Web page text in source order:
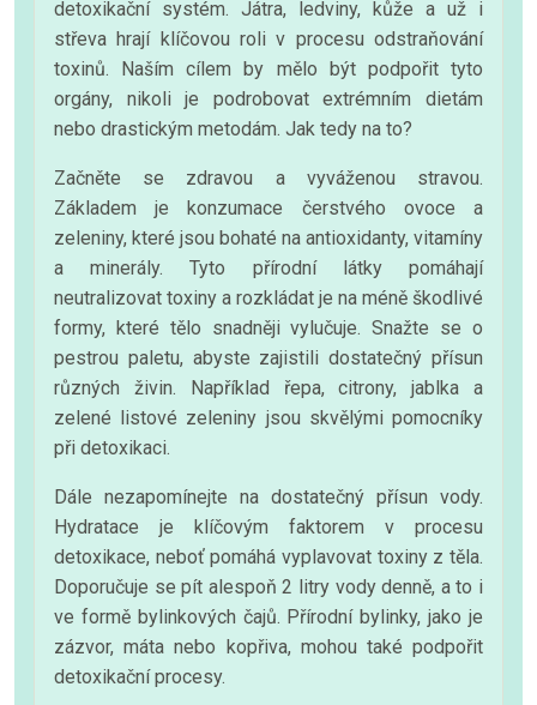
detoxikační systém. Játra, ledviny, kůže a už i
střeva hrají klíčovou roli v procesu odstraňování
toxinů. Naším cílem by mělo být podpořit tyto
orgány, nikoli je podrobovat extrémním dietám
nebo drastickým metodám. Jak tedy na to?
Začněte se zdravou a vyváženou stravou.
Základem je konzumace čerstvého ovoce a
zeleniny, které jsou bohaté na antioxidanty, vitamíny
a minerály. Tyto přírodní látky pomáhají
neutralizovat toxiny a rozkládat je na méně škodlivé
formy, které tělo snadněji vylučuje. Snažte se o
pestrou paletu, abyste zajistili dostatečný přísun
různých živin. Například řepa, citrony, jablka a
zelené listové zeleniny jsou skvělými pomocníky
při detoxikaci.
Dále nezapomínejte na dostatečný přísun vody.
Hydratace je klíčovým faktorem v procesu
detoxikace, neboť pomáhá vyplavovat toxiny z těla.
Doporučuje se pít alespoň 2 litry vody denně, a to i
ve formě bylinkových čajů. Přírodní bylinky, jako je
zázvor, máta nebo kopřiva, mohou také podpořit
detoxikační procesy.